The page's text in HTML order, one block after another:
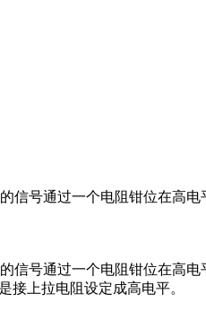
信号通过一个电阻钳位在高
信号通过一个电阻钳位在高
接上拉电阻设定成高电平。